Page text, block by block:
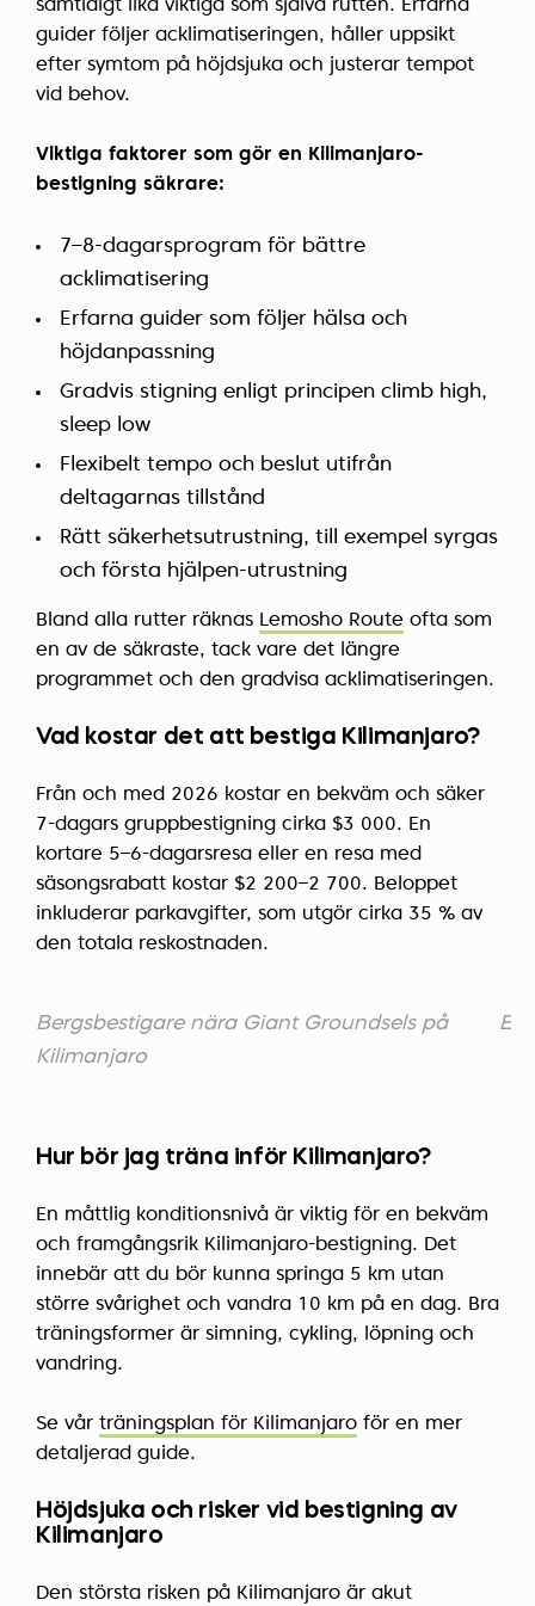
samtidigt lika viktiga som själva rutten. Erfarna
guider följer acklimatiseringen, håller uppsikt
efter symtom på höjdsjuka och justerar tempot
vid behov.
Viktiga faktorer som gör en Kilimanjaro-
bestigning säkrare:
7–8-dagarsprogram för bättre
acklimatisering
Erfarna guider som följer hälsa och
höjdanpassning
Gradvis stigning enligt principen climb high,
sleep low
Flexibelt tempo och beslut utifrån
deltagarnas tillstånd
Rätt säkerhetsutrustning, till exempel syrgas
och första hjälpen-utrustning
Bland alla rutter räknas Lemosho Route ofta som
en av de säkraste, tack vare det längre
programmet och den gradvisa acklimatiseringen.
Vad kostar det att bestiga Kilimanjaro?
Från och med 2026 kostar en bekväm och säker
7-dagars gruppbestigning cirka $3 000. En
kortare 5–6-dagarsresa eller en resa med
säsongsrabatt kostar $2 200–2 700. Beloppet
inkluderar parkavgifter, som utgör cirka 35 % av
den totala reskostnaden.
Bergsbestigare nära Giant Groundsels på
Kilimanjaro
Ett
Hur bör jag träna inför Kilimanjaro?
En måttlig konditionsnivå är viktig för en bekväm
och framgångsrik Kilimanjaro-bestigning. Det
innebär att du bör kunna springa 5 km utan
större svårighet och vandra 10 km på en dag. Bra
träningsformer är simning, cykling, löpning och
vandring.
Se vår träningsplan för Kilimanjaro för en mer
detaljerad guide.
Höjdsjuka och risker vid bestigning av
Kilimanjaro
Den största risken på Kilimanjaro är akut